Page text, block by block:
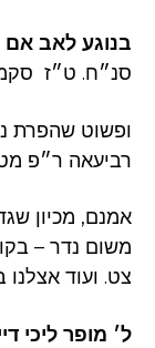
בנוגע לאב אם
סנ״ח. ט״ז
ופשוט שהפרת
רביעאה ר״פ
אמנם, מכיון
משום נדר –
צט. ועוד
ל׳ מופר ליכי